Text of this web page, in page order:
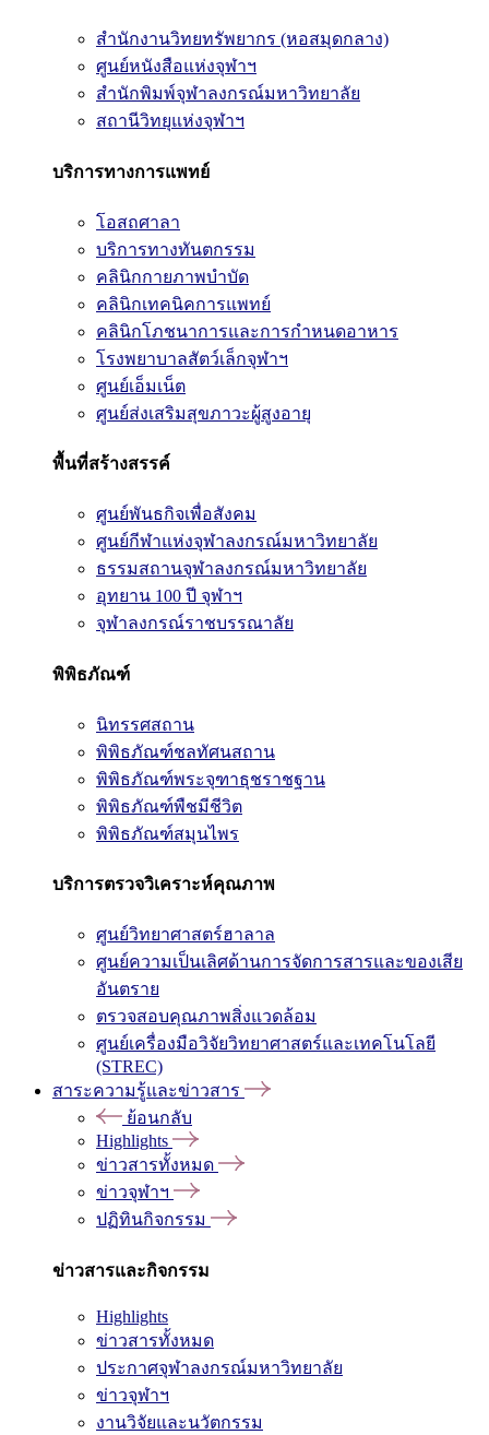
สำนักงานวิทยทรัพยากร (หอสมุดกลาง)
ศูนย์หนังสือแห่งจุฬาฯ
สำนักพิมพ์จุฬาลงกรณ์มหาวิทยาลัย
สถานีวิทยุแห่งจุฬาฯ
บริการทางการแพทย์
โอสถศาลา
บริการทางทันตกรรม
คลินิกกายภาพบำบัด
คลินิกเทคนิคการแพทย์
คลินิกโภชนาการและการกำหนดอาหาร
โรงพยาบาลสัตว์เล็กจุฬาฯ
ศูนย์เอ็มเน็ต
ศูนย์ส่งเสริมสุขภาวะผู้สูงอายุ
พื้นที่สร้างสรรค์
ศูนย์พันธกิจเพื่อสังคม
ศูนย์กีฬาแห่งจุฬาลงกรณ์มหาวิทยาลัย
ธรรมสถานจุฬาลงกรณ์มหาวิทยาลัย
อุทยาน 100 ปี จุฬาฯ
จุฬาลงกรณ์ราชบรรณาลัย
พิพิธภัณฑ์
นิทรรศสถาน
พิพิธภัณฑ์ชลทัศนสถาน
พิพิธภัณฑ์พระจุฑาธุชราชฐาน
พิพิธภัณฑ์พืชมีชีวิต
พิพิธภัณฑ์สมุนไพร
บริการตรวจวิเคราะห์คุณภาพ
ศูนย์วิทยาศาสตร์ฮาลาล
ศูนย์ความเป็นเลิศด้านการจัดการสารและของเสีย
อันตราย
ตรวจสอบคุณภาพสิ่งแวดล้อม
ศูนย์เครื่องมือวิจัยวิทยาศาสตร์และเทคโนโลยี
(STREC)
สาระความรู้และข่าวสาร
ย้อนกลับ
Highlights
ข่าวสารทั้งหมด
ข่าวจุฬาฯ
ปฏิทินกิจกรรม
ข่าวสารและกิจกรรม
Highlights
ข่าวสารทั้งหมด
ประกาศจุฬาลงกรณ์มหาวิทยาลัย
ข่าวจุฬาฯ
งานวิจัยและนวัตกรรม